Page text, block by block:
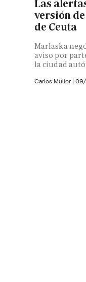
Las
versión
de Ceuta
Marlaska
aviso por
la ciudad
Carlos Mullor |